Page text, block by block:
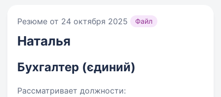
Резюме от 24 октября 2025 Файл
Наталья
Бухгалтер (єдиний)
Рассматривает должности: